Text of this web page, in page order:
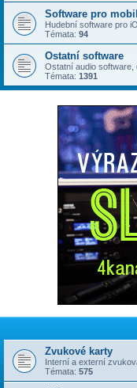
Software pro
Hudební software pro
Témata: 94
Ostatní software
Ostatní audio software,
Témata: 1391
Zvukové karty
Interní a externí
Témata: 575